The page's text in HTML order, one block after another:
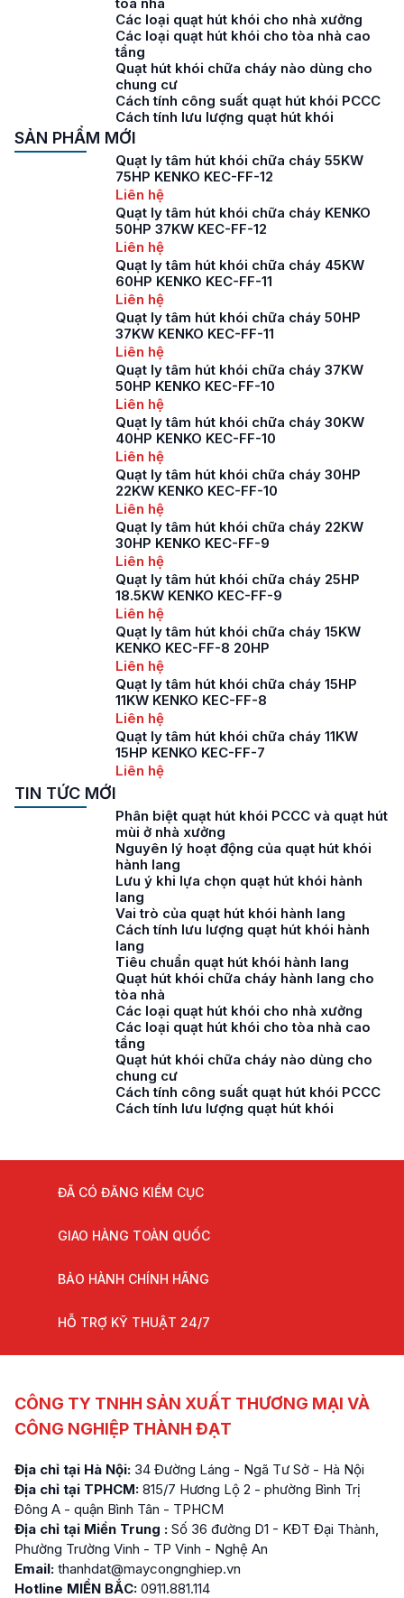
Các loại quạt hút khói cho nhà xưởng
Các loại quạt hút khói cho tòa nhà cao
tầng
Quạt hút khói chữa cháy nào dùng cho
chung cư
Cách tính công suất quạt hút khói PCCC
Cách tính lưu lượng quạt hút khói
SẢN PHẨM MỚI
Quạt ly tâm hút khói chữa cháy 55KW
75HP KENKO KEC-FF-12
Liên hệ
Quạt ly tâm hút khói chữa cháy KENKO
50HP 37KW KEC-FF-12
Liên hệ
Quạt ly tâm hút khói chữa cháy 45KW
60HP KENKO KEC-FF-11
Liên hệ
Quạt ly tâm hút khói chữa cháy 50HP
37KW KENKO KEC-FF-11
Liên hệ
Quạt ly tâm hút khói chữa cháy 37KW
50HP KENKO KEC-FF-10
Liên hệ
Quạt ly tâm hút khói chữa cháy 30KW
40HP KENKO KEC-FF-10
Liên hệ
Quạt ly tâm hút khói chữa cháy 30HP
22KW KENKO KEC-FF-10
Liên hệ
Quạt ly tâm hút khói chữa cháy 22KW
30HP KENKO KEC-FF-9
Liên hệ
Quạt ly tâm hút khói chữa cháy 25HP
18.5KW KENKO KEC-FF-9
Liên hệ
Quạt ly tâm hút khói chữa cháy 15KW
KENKO KEC-FF-8 20HP
Liên hệ
Quạt ly tâm hút khói chữa cháy 15HP
11KW KENKO KEC-FF-8
Liên hệ
Quạt ly tâm hút khói chữa cháy 11KW
15HP KENKO KEC-FF-7
Liên hệ
TIN TỨC MỚI
Phân biệt quạt hút khói PCCC và quạt hút
mùi ở nhà xưởng
Nguyên lý hoạt động của quạt hút khói
hành lang
Lưu ý khi lựa chọn quạt hút khói hành
lang
Vai trò của quạt hút khói hành lang
Cách tính lưu lượng quạt hút khói hành
lang
Tiêu chuẩn quạt hút khói hành lang
Quạt hút khói chữa cháy hành lang cho
tòa nhà
Các loại quạt hút khói cho nhà xưởng
Các loại quạt hút khói cho tòa nhà cao
tầng
Quạt hút khói chữa cháy nào dùng cho
chung cư
Cách tính công suất quạt hút khói PCCC
Cách tính lưu lượng quạt hút khói
ĐÃ CÓ ĐĂNG KIỂM CỤC
GIAO HÀNG TOÀN QUỐC
BẢO HÀNH CHÍNH HÃNG
HỖ TRỢ KỸ THUẬT 24/7
CÔNG TY TNHH SẢN XUẤT THƯƠNG MẠI VÀ
CÔNG NGHIỆP THÀNH ĐẠT
Địa chỉ tại Hà Nội: 34 Đường Láng - Ngã Tư Sở - Hà Nội
Địa chỉ tại TPHCM: 815/7 Hương Lộ 2 - phường Bình Trị
Đông A - quận Bình Tân - TPHCM
Địa chỉ tại Miền Trung : Số 36 đường D1 - KĐT Đại Thành,
Phường Trường Vinh - TP Vinh - Nghệ An
Email: thanhdat@maycongnghiep.vn
Hotline MIỀN BẮC: 0911.881.114